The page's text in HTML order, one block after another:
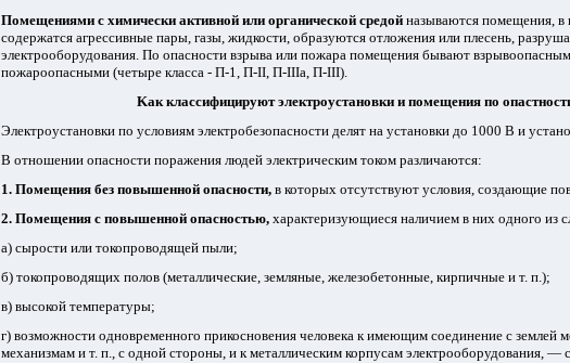
Помещениями с химически активной или органической средой называются помещения, в
содержатся агрессивные пары, газы, жидкости, образуются отложения или плесень,
электрооборудования. По опасности взрыва или пожара помещения бывают
пожароопасными (четыре класса - П-1, П-II, П-IIIa, П-III).
Kак классифицируют электроустановки и помещения по
Электроустановки по условиям электробезопасности делят на установки до 1000 В и
В отношении опасности поражения людей электрическим током различаются:
1. Помещения без повышенной опасности, в которых отсутствуют условия, создающие
2. Помещения с повышенной опасностью, характеризующиеся наличием в них одного
а) сырости или токопроводящей пыли;
б) токопроводящих полов (металлические, земляные, железобетонные, кирпичные и т. п.);
в) высокой температуры;
г) возможности одновременного прикосновения человека к имеющим соединение с землей
механизмам и т. п., с одной стороны, и к металлическим корпусам электрооборудования, —